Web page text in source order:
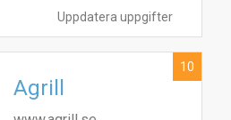
Uppdatera uppgifter
Agrill
10